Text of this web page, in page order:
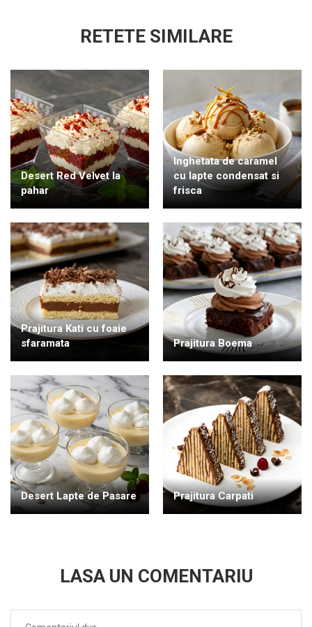
RETETE SIMILARE
Desert Red Velvet la
pahar
Inghetata de caramel
cu lapte condensat si
frisca
Prajitura Kati cu foaie
sfaramata
Prajitura Boema
Desert Lapte de Pasare Prajitura Carpati
LASA UN COMENTARIU